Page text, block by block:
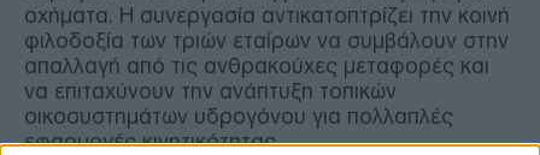
οχήματα. Η συνεργασία αντικατοπτρίζει την κοινή
φιλοδοξία των τριών εταίρων να συμβάλουν στην
απαλλαγή από τις ανθρακούχες μεταφορές και
να επιταχύνουν την ανάπτυξη τοπικών
οικοσυστημάτων υδρογόνου για πολλαπλές
εφαρμογές κινητικότητας.